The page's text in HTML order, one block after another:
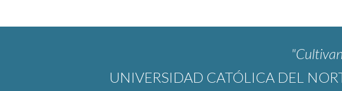
UNIVERSIDAD CATÓLICA DEL